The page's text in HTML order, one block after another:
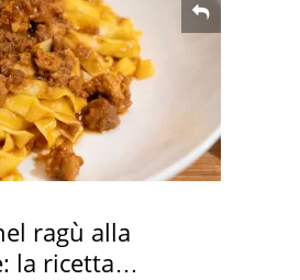
ragù alla
la ricetta